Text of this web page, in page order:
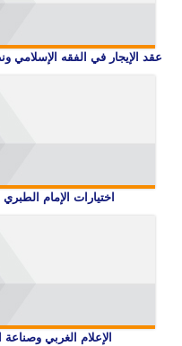
عقد الإيجار في الفقه الإسلامي
اختيارات الإمام
الإعلام الغربي